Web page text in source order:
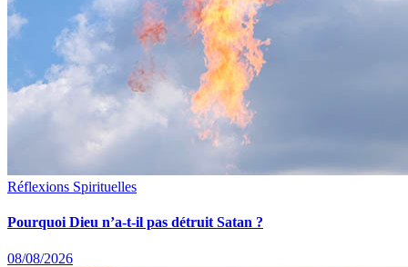
Réflexions Spirituelles
Pourquoi Dieu n’a-t-il pas détruit Satan ?
08/08/2026